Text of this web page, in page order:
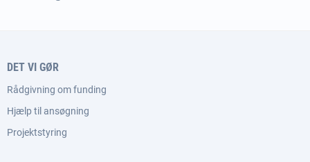
DET VI GØR
Rådgivning om funding
Hjælp til ansøgning
Projektstyring